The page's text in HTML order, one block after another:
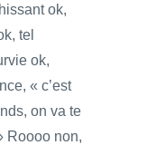
ok,
tel
ok,
« c’est
on va te
Roooo non,